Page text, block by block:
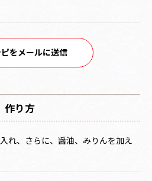
ピをメールに送信
作り方
れ、さらに、醤油、みりんを加え